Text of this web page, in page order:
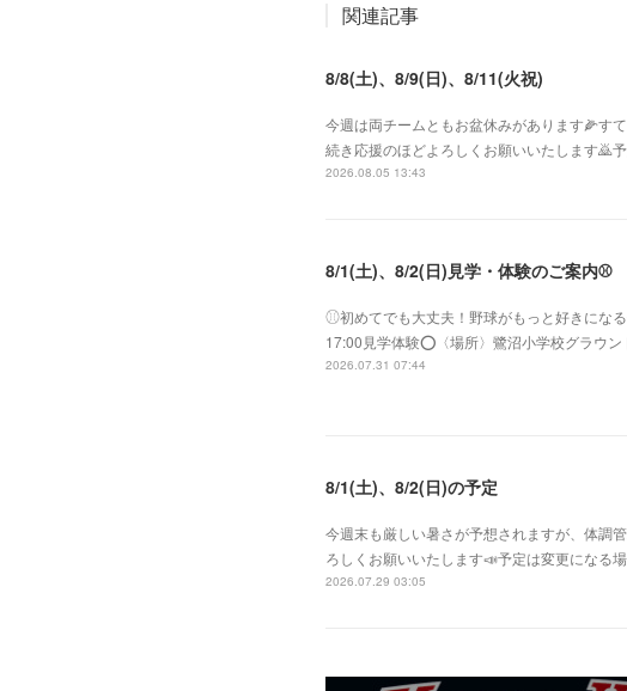
関連記事
8/8(土)、8/9(日)、8/11(火祝)
今週は両チームともお盆休みがあります🌽す
続き応援のほどよろしくお願いいたします🙇
2026.08.05 13:43
8/1(土)、8/2(日)見学・体験のご案内⚾️
⚾︎初めてでも大丈夫！野球がもっと好きにな
17:00見学体験⭕️〈場所〉鷺沼小学校グラウ
2026.07.31 07:44
8/1(土)、8/2(日)の予定
今週末も厳しい暑さが予想されますが、体調
ろしくお願いいたします📣予定は変更になる
2026.07.29 03:05